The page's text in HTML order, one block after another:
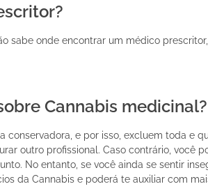
sabe onde encontrar um médico
Cannabis medicinal?
conservadora, e por isso, excluem toda e
outro profissional. Caso contrário,
No entanto, se você ainda se sentir
da Cannabis e poderá te auxiliar com